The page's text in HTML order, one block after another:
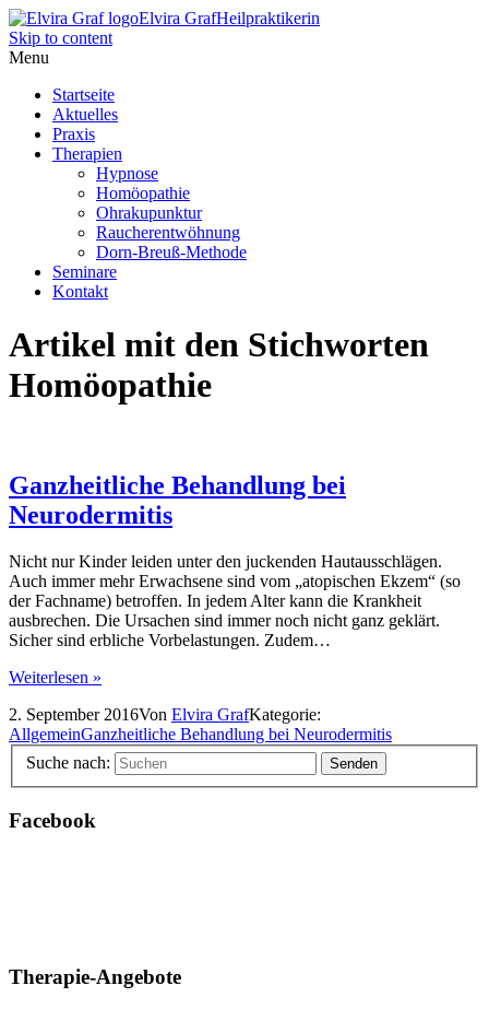
Elvira GrafHeilpraktikerin
Skip to content
Menu
Startseite
Aktuelles
Praxis
Therapien
Hypnose
Homöopathie
Ohrakupunktur
Raucherentwöhnung
Dorn-Breuß-Methode
Seminare
Kontakt
Artikel mit den Stichworten
Homöopathie
Ganzheitliche Behandlung bei
Neurodermitis
Nicht nur Kinder leiden unter den juckenden Hautausschlägen.
Auch immer mehr Erwachsene sind vom „atopischen Ekzem“ (so
der Fachname) betroffen. In jedem Alter kann die Krankheit
ausbrechen. Die Ursachen sind immer noch nicht ganz geklärt.
Sicher sind erbliche Vorbelastungen. Zudem…
Weiterlesen »
2. September 2016Von Elvira GrafKategorie:
AllgemeinGanzheitliche Behandlung bei Neurodermitis
Suche nach:
Facebook
Therapie-Angebote